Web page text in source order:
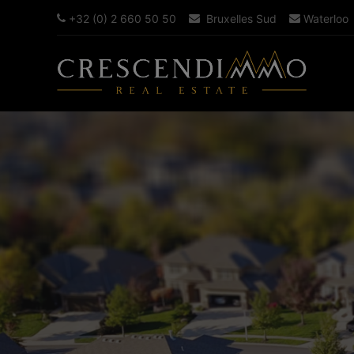
+32 (0) 2 660 50 50 Bruxelles Sud Waterloo